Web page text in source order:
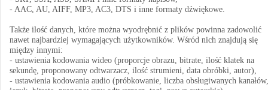
- AAC, AU, AIFF, MP3, AC3, DTS i inne formaty dźwiękowe.
Także ilość danych, które można wyodrębnić z plików powinna zadowolić
nawet najbardziej wymagających użytkowników. Wśród nich znajdują się
między innymi:
- ustawienia kodowania wideo (proporcje obrazu, bitrate, ilość klatek na
sekundę, proponowany odtwarzacz, ilość strumieni, data obróbki, autor),
- ustawienia kodowania audio (próbkowanie, liczba obsługiwanych kanałów,